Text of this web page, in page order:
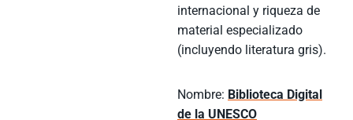
internacional y riqueza de
material especializado
(incluyendo literatura gris).
Nombre: Biblioteca Digital
de la UNESCO